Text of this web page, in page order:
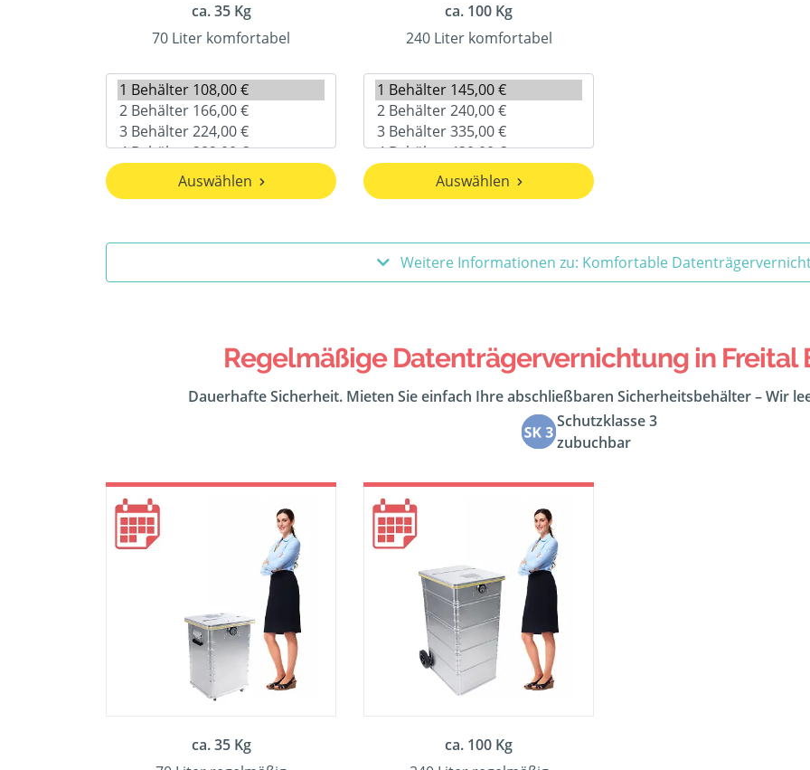
ca. 35 Kg
70 Liter komfortabel
Auswählen
ca. 100 Kg
240 Liter komfortabel
Auswählen
Weitere Informationen zu: Komfortable
Regelmäßige Datenträgervernichtung in
Dauerhafte Sicherheit. Mieten Sie einfach Ihre abschließbaren Sicherheitsbehälter – Wir
Schutzklasse 3
zubuchbar
ca. 35 Kg
ca. 100 Kg